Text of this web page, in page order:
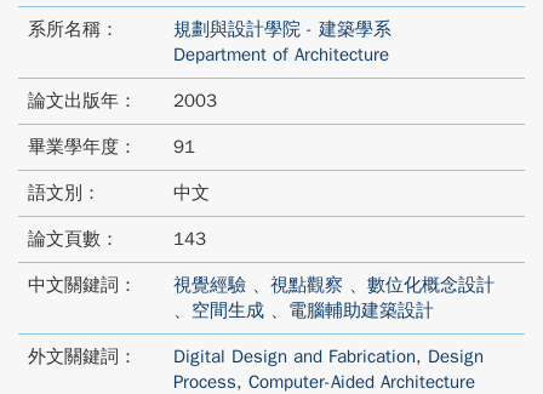
系所名稱：
規劃與設計學院 - 建築學系
Department of Architecture
論文出版年： 2003
畢業學年度： 91
語文別： 中文
論文頁數： 143
中文關鍵詞： 視覺經驗 、 視點觀察 、 數位化概念設計
、 空間生成 、 電腦輔助建築設計
外文關鍵詞： Digital Design and Fabrication, Design
Process, Computer-Aided Architecture